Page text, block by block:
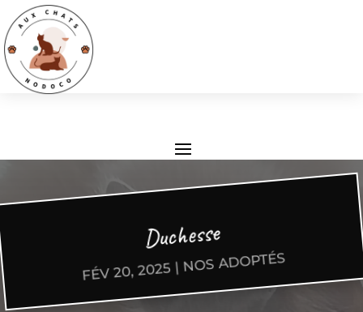
Duchesse
FÉV 20, 2025| NOS ADOPTÉS